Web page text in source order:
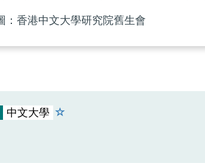
：香港中文大學研究院舊生會
中文大學